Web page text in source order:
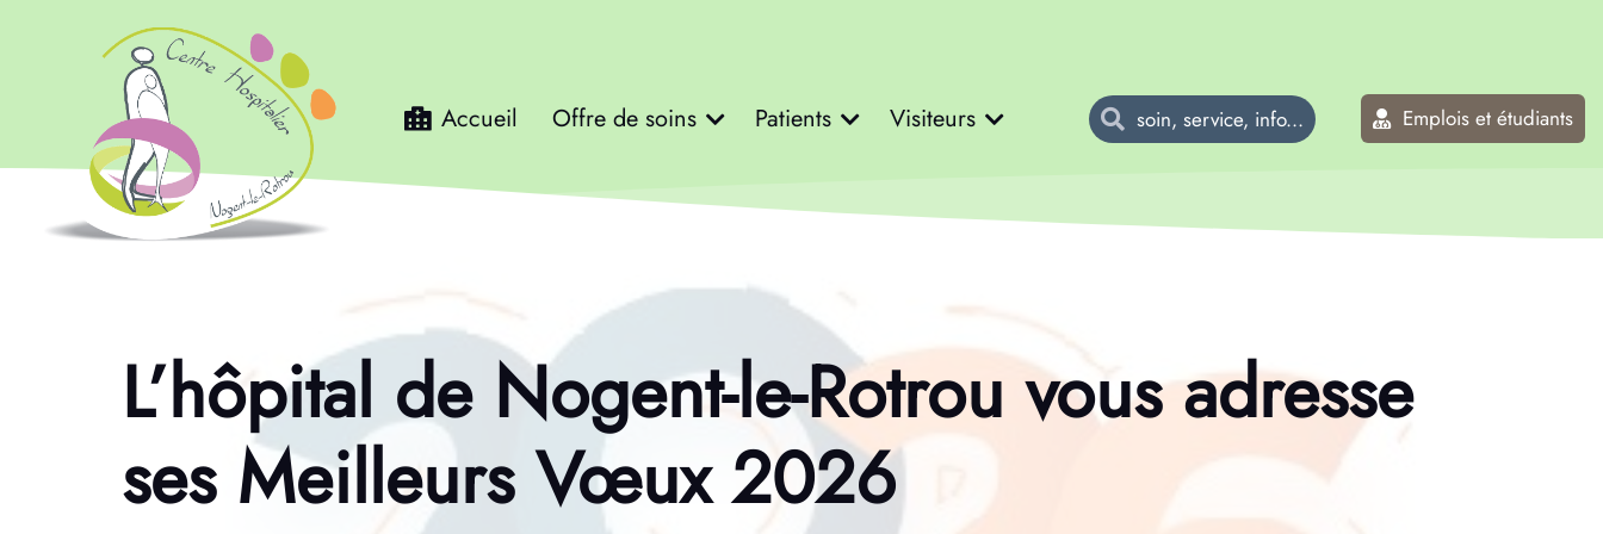
Accueil Offre de soins Patients Visiteurs Emplois et étudiants
L’hôpital de Nogent-le-Rotrou vous adresse
ses Meilleurs Vœux 2026